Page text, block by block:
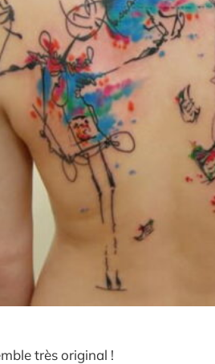
très original !